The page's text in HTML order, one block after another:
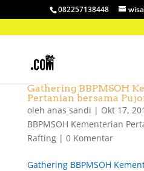
082257138448
Gathering BBPMSOH
Pertanian bersama
oleh anas sandi | Okt 17,
BBPMSOH Kementerian
Rafting| 0 Komentar
Gathering BBPMSOH